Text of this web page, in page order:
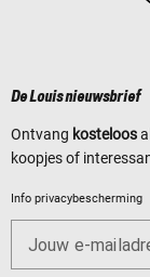
De Louis nieuwsbrief
Ontvang kosteloos
koopjes of
Info privacybescherming
Jouw e-